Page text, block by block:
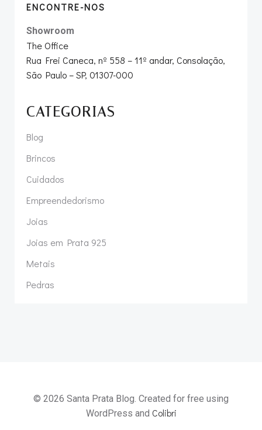
ENCONTRE-NOS
Showroom
The Office
Rua Frei Caneca, nº 558 – 11º andar, Consolação,
São Paulo – SP, 01307-000
CATEGORIAS
Blog
Brincos
Cuidados
Empreendedorismo
Joias
Joias em Prata 925
Metais
Pedras
© 2026 Santa Prata Blog. Created for free using
WordPress and Colibri